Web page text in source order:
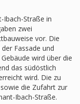
Ibach-Straße in
zwei
vor. Die
Fassade und
wird über die
das südöstlich
wird. Die zu
die Zufahrt zur
Ibach-Straße.